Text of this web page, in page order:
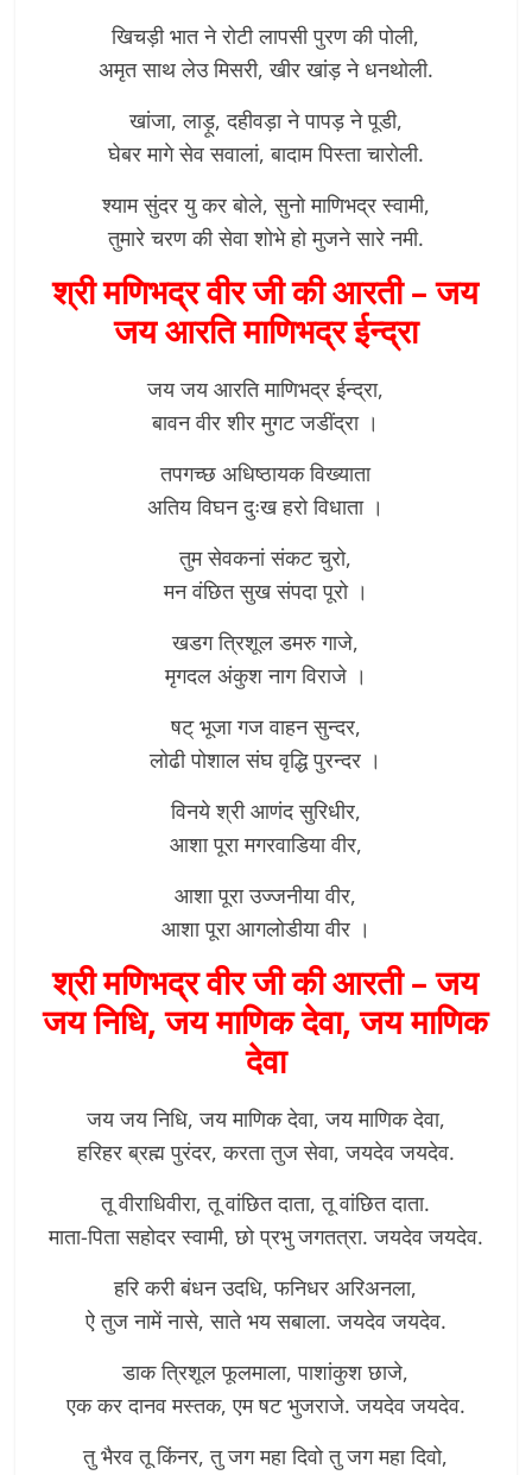
खिचड़ी भात ने रोटी लापसी पुरण की पोली,
अमृत साथ लेउ मिसरी, खीर खांड़ ने धनथोली.
खांजा, लाड़ू, दहीवड़ा ने पापड़ ने पूडी,
घेबर मागे सेव सवालां, बादाम पिस्ता चारोली.
श्याम सुंदर यु कर बोले, सुनो माणिभद्र स्वामी,
तुमारे चरण की सेवा शोभे हो मुजने सारे नमी.
श्री मणिभद्र वीर जी की आरती–जय
जय आरति माणिभद्र ईन्द्रा
जय जय आरति माणिभद्र ईन्द्रा,
बावन वीर शीर मुगट जडींद्रा ।
तपगच्छ अधिष्ठायक विख्याता
अतिय विघन दुःख हरो विधाता ।
तुम सेवकनां संकट चुरो,
मन वंछित सुख संपदा पूरो ।
खडग त्रिशूल डमरु गाजे,
मृगदल अंकुश नाग विराजे ।
षट् भूजा गज वाहन सुन्दर,
लोढी पोशाल संघ वृद्धि पुरन्दर ।
विनये श्री आणंद सुरिधीर,
आशा पूरा मगरवाडिया वीर,
आशा पूरा उज्जनीया वीर,
आशा पूरा आगलोडीया वीर ।
श्री मणिभद्र वीर जी की आरती–जय
जय निधि, जय माणिक देवा, जय माणिक
देवा
जय जय निधि, जय माणिक देवा, जय माणिक देवा,
हरिहर ब्रह्म पुरंदर, करता तुज सेवा, जयदेव जयदेव.
तू वीराधिवीरा, तू वांछित दाता, तू वांछित दाता.
माता-पिता सहोदर स्वामी, छो प्रभु जगतत्रा. जयदेव जयदेव.
हरि करी बंधन उदधि, फनिधर अरिअनला,
ऐ तुज नामें नासे, साते भय सबाला. जयदेव जयदेव.
डाक त्रिशूल फूलमाला, पाशांकुश छाजे,
एक कर दानव मस्तक, एम षट भुजराजे. जयदेव जयदेव.
तु भैरव तू किंनर, तु जग महा दिवो तु जग महा दिवो,